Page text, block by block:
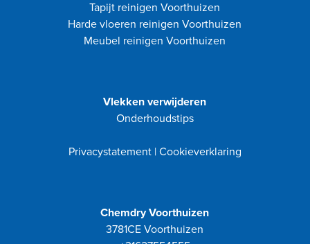
Tapijt reinigen Voorthuizen
Harde vloeren reinigen Voorthuizen
Meubel reinigen Voorthuizen
Vlekken verwijderen
Onderhoudstips
Privacystatement| Cookieverklaring
Chemdry Voorthuizen
3781CE Voorthuizen